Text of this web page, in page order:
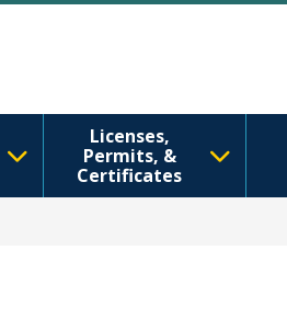
Licenses,
Permits, &
Certificates